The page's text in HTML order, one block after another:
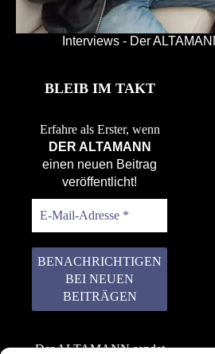
Interviews - Der
BLEIB IM TAKT
Erfahre als Erster, wenn
DER ALTAMANN
einen neuen Beitrag
veröffentlicht!
Der ALTAMANN sendet